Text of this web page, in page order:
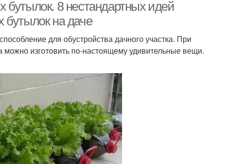
8 нестандартных идей
бутылок на даче
для обустройства дачного участка. При
изготовить по-настоящему удивительные вещи.